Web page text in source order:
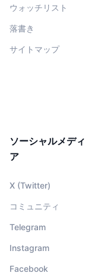
ウォッチリスト
落書き
サイトマップ
ソーシャルメディ
ア
X (Twitter)
コミュニティ
Telegram
Instagram
Facebook